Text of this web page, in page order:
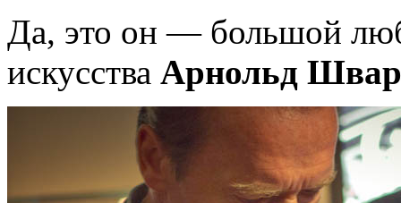
Да, это он — большой
искусства Арнольд